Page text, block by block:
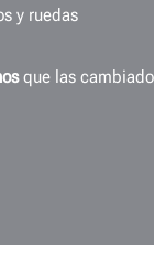
y ruedas
que las